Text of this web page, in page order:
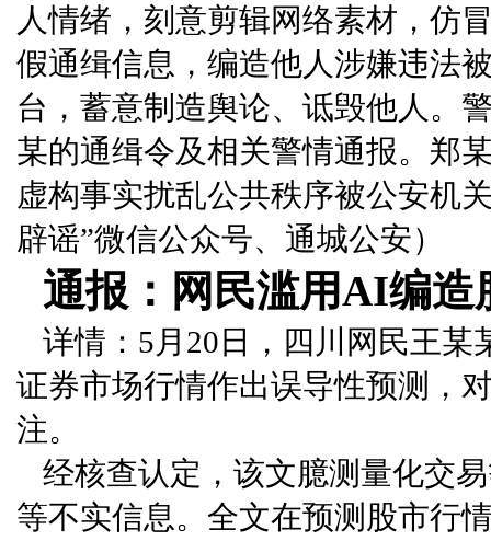
人情绪，刻意剪辑网络素材，仿
假通缉信息，编造他人涉嫌违法
台，蓄意制造舆论、诋毁他人。
某的通缉令及相关警情通报。郑
虚构事实扰乱公共秩序被公安机
辟谣”微信公众号、通城公安）
通报：网民滥用AI编造
详情：5月20日，四川网民王
证券市场行情作出误导性预测，
注。
经核查认定，该文臆测量化交
等不实信息。全文在预测股市行